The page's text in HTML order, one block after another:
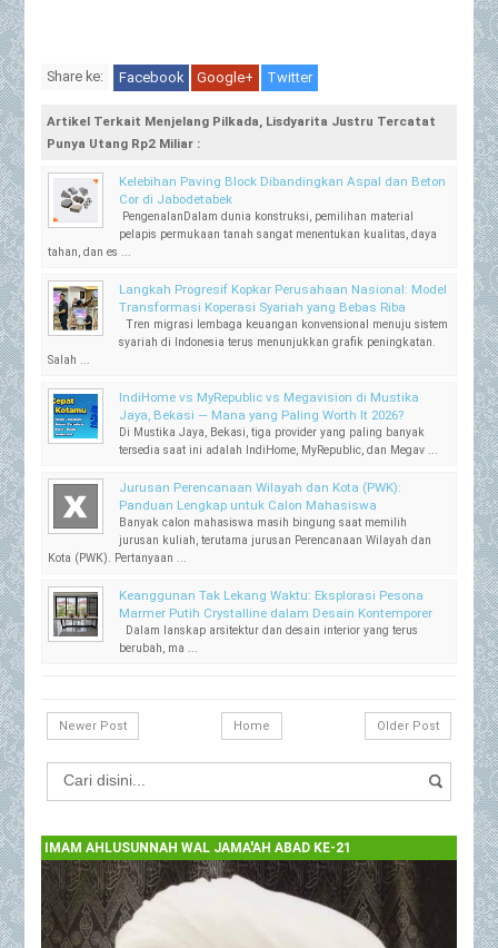
Share ke: Facebook Google+ Twitter
Artikel Terkait Menjelang Pilkada, Lisdyarita Justru Tercatat
Punya Utang Rp2 Miliar :
Kelebihan Paving Block Dibandingkan Aspal dan Beton
Cor di Jabodetabek
PengenalanDalam dunia konstruksi, pemilihan material
pelapis permukaan tanah sangat menentukan kualitas, daya
tahan, dan es ...
Langkah Progresif Kopkar Perusahaan Nasional: Model
Transformasi Koperasi Syariah yang Bebas Riba
Tren migrasi lembaga keuangan konvensional menuju sistem
syariah di Indonesia terus menunjukkan grafik peningkatan.
Salah ...
IndiHome vs MyRepublic vs Megavision di Mustika
Jaya, Bekasi — Mana yang Paling Worth It 2026?
Di Mustika Jaya, Bekasi, tiga provider yang paling banyak
tersedia saat ini adalah IndiHome, MyRepublic, dan Megav ...
Jurusan Perencanaan Wilayah dan Kota (PWK):
Panduan Lengkap untuk Calon Mahasiswa
Banyak calon mahasiswa masih bingung saat memilih
jurusan kuliah, terutama jurusan Perencanaan Wilayah dan
Kota (PWK). Pertanyaan ...
Keanggunan Tak Lekang Waktu: Eksplorasi Pesona
Marmer Putih Crystalline dalam Desain Kontemporer
Dalam lanskap arsitektur dan desain interior yang terus
berubah, ma ...
Newer Post Older Post
Home
IMAM AHLUSUNNAH WAL JAMA'AH ABAD KE-21